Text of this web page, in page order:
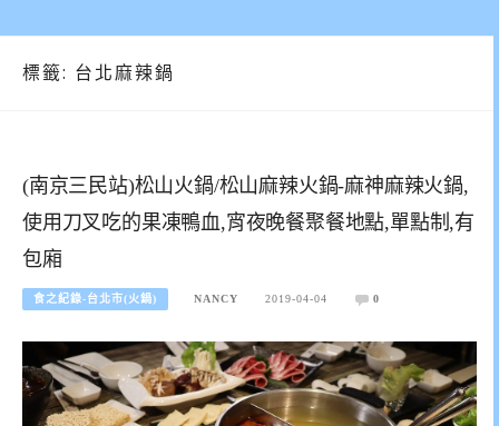
標籤: 台北麻辣鍋
(南京三民站)松山火鍋/松山麻辣火鍋-麻神麻辣火鍋,
使用刀叉吃的果凍鴨血,宵夜晚餐聚餐地點,單點制,有
包廂
食之紀錄-台北市(火鍋) NANCY 2019-04-04 0